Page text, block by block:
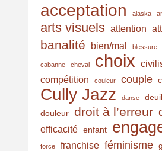
-
m
a
acceptation alaska
arts visuels attention
banalité bien/mal blessure
cabanne cheval choix
compétition couleur couple
Cully Jazz danse deuil
douleur droit à l’erreur
efficacité enfant
force franchise féminisme